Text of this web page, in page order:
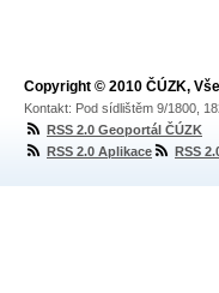
Copyright © 2010 ČÚZK,
Kontakt: Pod sídlištěm 9/1800,
RSS 2.0 Geoportál ČÚZK
RSS 2.0 Aplikace
RSS